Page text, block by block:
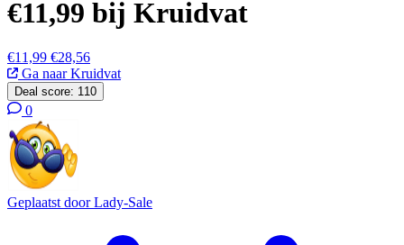
€11,99 bij Kruidvat
€11,99 €28,56
Ga naar Kruidvat
Deal score: 110
0
Geplaatst doorLady-Sale